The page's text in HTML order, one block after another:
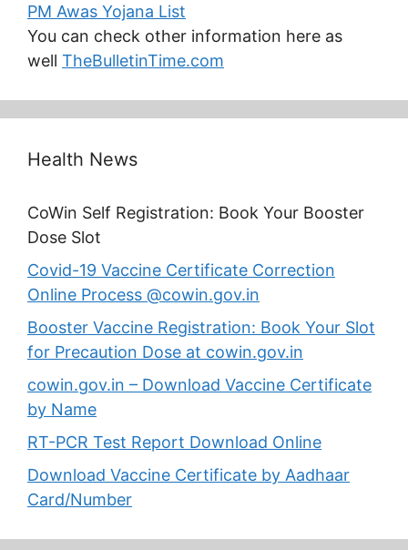
PM Awas Yojana List
You can check other information here as
well TheBulletinTime.com
Health News
CoWin Self Registration: Book Your Booster
Dose Slot
Covid-19 Vaccine Certificate Correction
Online Process @cowin.gov.in
Booster Vaccine Registration: Book Your Slot
for Precaution Dose at cowin.gov.in
cowin.gov.in – Download Vaccine Certificate
by Name
RT-PCR Test Report Download Online
Download Vaccine Certificate by Aadhaar
Card/Number